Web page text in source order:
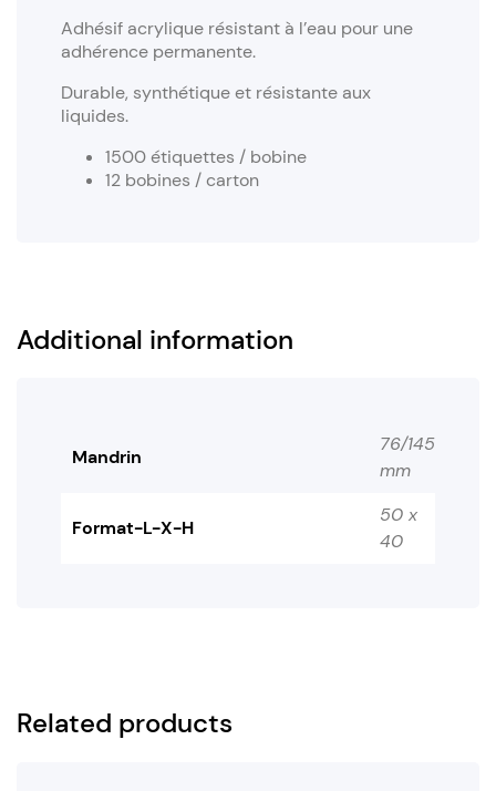
Adhésif acrylique résistant à l’eau pour une
adhérence permanente.
Durable, synthétique et résistante aux
liquides.
1500 étiquettes / bobine
12 bobines / carton
Additional information
Mandrin
76/145
mm
Format-L-X-H
50 x
40
Related products